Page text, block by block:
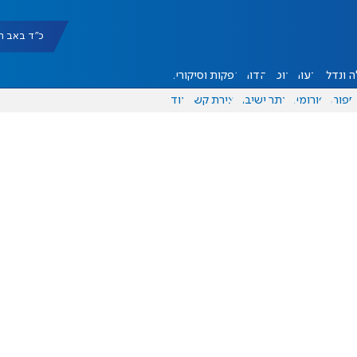
כ"ד באב תשפ"ו
ונדל"ן דעות אוכל יהדות הפקות וסיקורים
ספורט פורומים אתר ישיבה יצירת קשר עוד